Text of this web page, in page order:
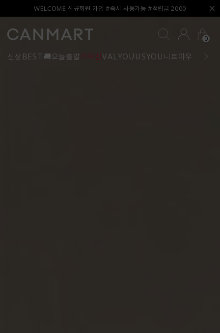
WELCOME 신규회원 가입 #즉시 사용가능 #적립금 2000
0
신상BEST🚚오늘출발키작진VALYOU USYOU 니트아우터 블